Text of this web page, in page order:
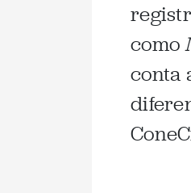
como
conta